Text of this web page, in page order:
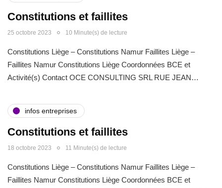
Constitutions et faillites
25 octobre 2023 10 Minute(s) de lecture
Constitutions Liège – Constitutions Namur Faillites Liège –
Faillites Namur Constitutions Liège Coordonnées BCE et
Activité(s) Contact OCE CONSULTING SRL RUE JEAN…
infos entreprises
Constitutions et faillites
18 octobre 2023 11 Minute(s) de lecture
Constitutions Liège – Constitutions Namur Faillites Liège –
Faillites Namur Constitutions Liège Coordonnées BCE et